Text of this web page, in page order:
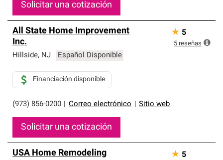
Solicitar una cotización
All State Home Improvement
Inc.
Hillside, NJ Español Disponible
(973) 856-0200 Correo electrónico Sitio web
Financiación disponible
Solicitar una cotización
★ 5
5 reseñas
USA Home Remodeling ★ 5